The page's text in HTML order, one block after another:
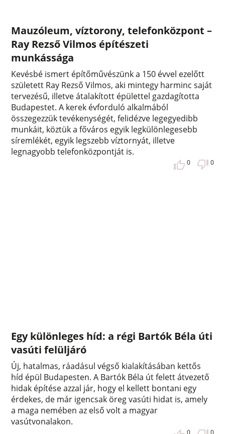
Mauzóleum, víztorony, telefonközpont –
Ray Rezső Vilmos építészeti
munkássága
Kevésbé ismert építőművészünk a 150 évvel ezelőtt
született Ray Rezső Vilmos, aki mintegy harminc saját
tervezésű, illetve átalakított épülettel gazdagította
Budapestet. A kerek évforduló alkalmából
összegezzük tevékenységét, felidézve legegyedibb
munkáit, köztük a főváros egyik legkülönlegesebb
síremlékét, egyik legszebb víztornyát, illetve
legnagyobb telefonközpontját is.
0 0
Egy különleges híd: a régi Bartók Béla úti
vasúti felüljáró
Új, hatalmas, ráadásul végső kialakításában kettős
híd épül Budapesten. A Bartók Béla út felett átvezető
hidak építése azzal jár, hogy el kellett bontani egy
érdekes, de már igencsak öreg vasúti hidat is, amely
a maga nemében az első volt a magyar
vasútvonalakon.